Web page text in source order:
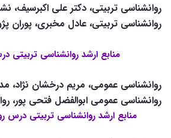
روانشناسی تربیتی، دکتر علی اکبرسیف،
روانشناسی تربیتی، عادل مخبری، پوران
منابع ارشد روانشناسی تربیتی
روانشناسی عمومی، مریم درخشان نژاد،
روانشناسی عمومی ابوالفضل فتحی پور،
منابع ارشد روانشناسی تربیتی درس